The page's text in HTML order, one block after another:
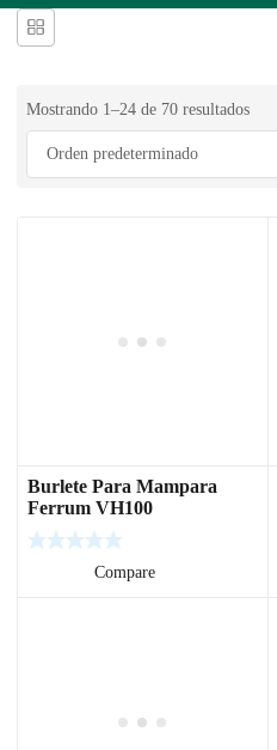
Mostrando 1–24 de 70 resultados
Burlete Para Mampara
Ferrum VH100
Compare